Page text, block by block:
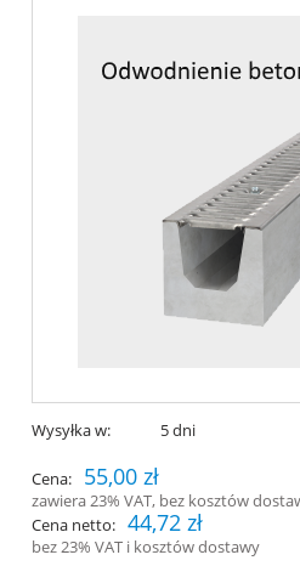
Wysyłka w: 5 dni
Cena: 55,00 zł
zawiera 23% VAT, bez kosztów
Cena netto: 44,72 zł
bez 23% VAT i kosztów dostawy